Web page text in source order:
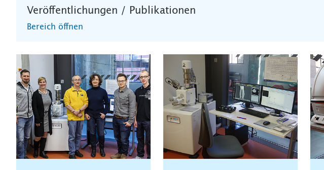
Veröffentlichungen / Publikationen
Bereich öffnen